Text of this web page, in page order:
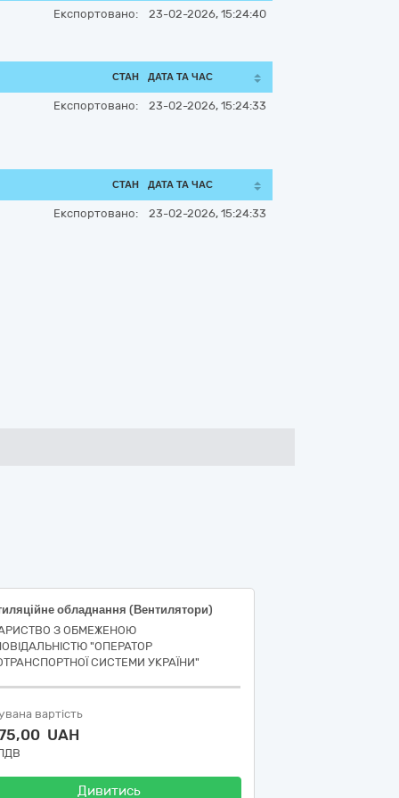
Експортовано: 23-02-2026, 15:24:40
СТАН ДАТА ТА ЧАС
Експортовано: 23-02-2026, 15:24:33
СТАН ДАТА ТА ЧАС
Експортовано: 23-02-2026, 15:24:33
обладнання (Вентилятори)
З ОБМЕЖЕНОЮ
"ОПЕРАТОР
СИСТЕМИ УКРАЇНИ"
вартість
UAH
Дивитись